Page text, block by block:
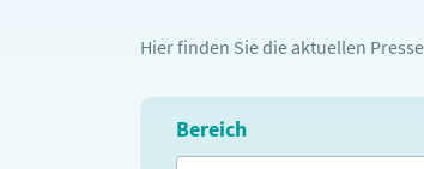
Hier finden Sie die aktuellen
Bereich